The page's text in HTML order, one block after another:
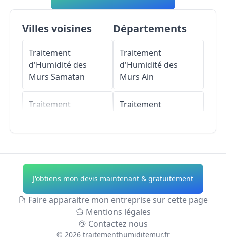
Villes voisines
Traitement
d'Humidité des
Murs Samatan
Traitement
Traitement
d'Humidité des
Murs Montamat
Traitement
d'Humidité des
Sauvimont
Départements
Traitement
d'Humidité des
Murs Ain
Traitement
Traitement
d'Humidité des
Murs Allier
Traitement
d'Humidité des
MursAlpes-de-
J'obtiens mon devis maintenant & gratuitement
Faire apparaitre mon entreprise sur cette page
Mentions légales
Contactez nous
© 2026 traitementhumiditemur.fr